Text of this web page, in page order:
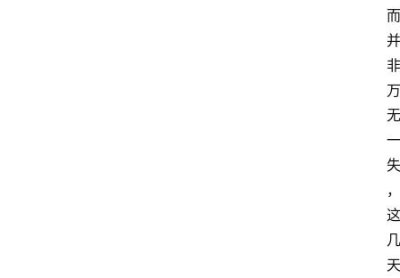
而
并
非
万
无
一
失
，
这
几
天